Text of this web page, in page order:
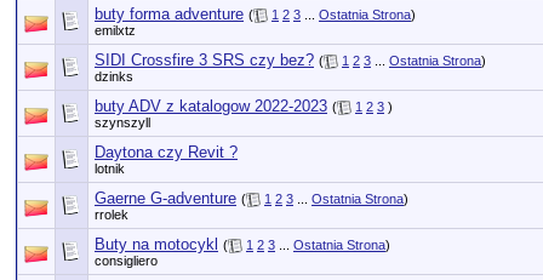
buty forma adventure ( 1 2 3 Ostatnia Strona)
emilxtz
SIDI Crossfire 3 SRS czy bez? ( 1 2 3 Ostatnia Strona)
dzinks
buty ADV z katalogow 2022-2023 ( 1 2 3 )
szynszyll
Daytona czy Revit ?
lotnik
Gaerne G-adventure ( 1 2 3 Ostatnia Strona)
rrolek
Buty na motocykl ( 1 2 3 Ostatnia Strona)
consigliero